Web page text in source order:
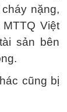
nặng,
Việt
sản bên
cũng bị